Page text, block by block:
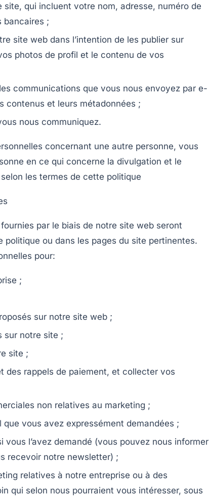
qui incluent votre nom, adresse, numéro de
bancaires ;
site web dans l’intention de les publier sur
photos de profil et le contenu de vos
communications que vous nous envoyez par e-
contenus et leurs métadonnées ;
nous communiquez.
concernant une autre personne, vous
en ce qui concerne la divulgation et le
les termes de cette politique
par le biais de notre site web seront
ou dans les pages du site pertinentes.
pour:
;
sur notre site web ;
sur notre site ;
site ;
des rappels de paiement, et collecter vos
non relatives au marketing ;
vous avez expressément demandées ;
l’avez demandé (vous pouvez nous informer
recevoir notre newsletter) ;
relatives à notre entreprise ou à des
qui selon nous pourraient vous intéresser, sous